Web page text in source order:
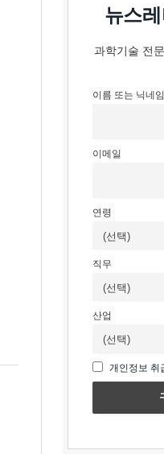
뉴스
과학기술 전
이름 또는 닉네임
이메일
연령
직무
산업
개인정보 취